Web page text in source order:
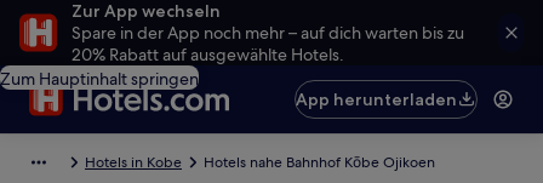
Zur App wechseln
Spare in der App noch mehr – auf dich warten bis zu
20% Rabatt auf ausgewählte Hotels.
Zum Hauptinhalt springen
App herunterladen
Hotels in Kobe Hotels nahe Bahnhof Kōbe Ojikoen